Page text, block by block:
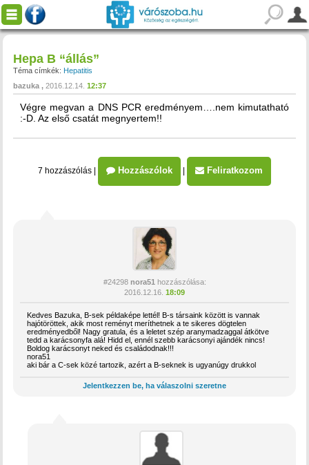
Hepa B “állás”
Téma címkék: Hepatitis
bazuka
2016.12.14. 12:37
Végre megvan a DNS PCR eredményem….nem kimutatható
:-D. Az első csatát megnyertem!!
7 hozzászólás Hozzászólok Feliratkozom
#24298 nora51 hozzászólása:
2016.12.16. 18:09
Kedves Bazuka, B-sek példaképe lettél! B-s társaink között is vannak
hajótöröttek, akik most reményt meríthetnek a te sikeres dögtelen
eredményedből! Nagy gratula, és a leletet szép aranymadzaggal átkötve
tedd a karácsonyfa alá! Hidd el, ennél szebb karácsonyi ajándék nincs!
Boldog karácsonyt neked és családodnak!!!
nora51
aki bár a C-sek közé tartozik, azért a B-seknek is ugyanúgy drukkol
Jelentkezzen be, ha válaszolni szeretne